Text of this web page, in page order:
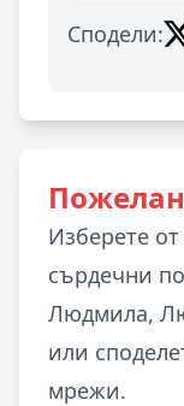
Сподели:
Изберете
сърдечни
Людмила,
или
мрежи.